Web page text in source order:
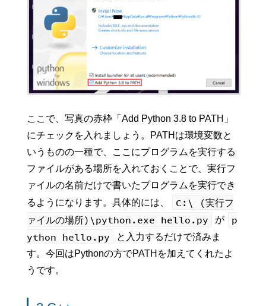
ここで、写真の赤枠「Add Python 3.8 to PATH」
にチェックを入れましょう。PATHは環境変数と
いうものの一種で、ここにプログラムを実行する
ファイルがある場所を入れておくことで、実行フ
ァイルの名前だけで書いたプログラムを実行でき
るようになります。具体的には、
C:\ (実行フ
ァイルの場所)\python.exe hello.py
が
p
ython hello.py
と入力するだけで済みま
す。今回はPythonの方でPATHを加えてくれたよ
うです。